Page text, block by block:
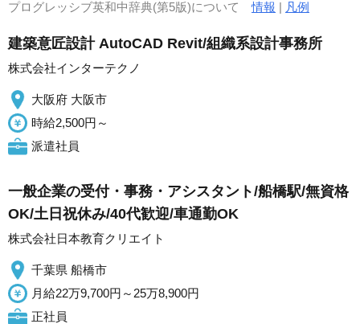
プログレッシブ英和中辞典(第5版)について情報 | 凡例
建築意匠設計 AutoCAD Revit/組織系設計事務所
株式会社インターテクノ
大阪府 大阪市
時給2,500円～
派遣社員
一般企業の受付・事務・アシスタント/船橋駅/無資格
OK/土日祝休み/40代歓迎/車通勤OK
株式会社日本教育クリエイト
千葉県 船橋市
月給22万9,700円～25万8,900円
正社員